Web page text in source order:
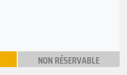
NON RÉSERVABLE